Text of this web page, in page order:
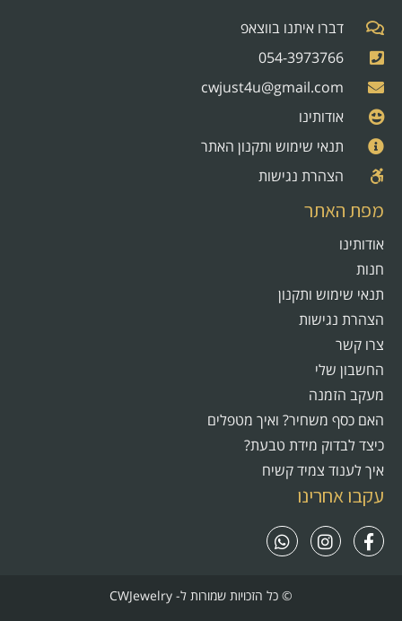
דברו איתנו בווצאפ
054-3973766
cwjust4u@gmail.com
אודותינו
תנאי שימוש ותקנון האתר
הצהרת נגישות
מפת האתר
אודותינו
חנות
תנאי שימוש ותקנון
הצהרת נגישות
צרו קשר
החשבון שלי
מעקב הזמנה
האם כסף משחיר? ואיך מטפלים
כיצד לבדוק מידת טבעת?
איך לענוד צמיד קשיח
עקבו אחרינו
© כל הזכויות שמורות ל- CWJewelry